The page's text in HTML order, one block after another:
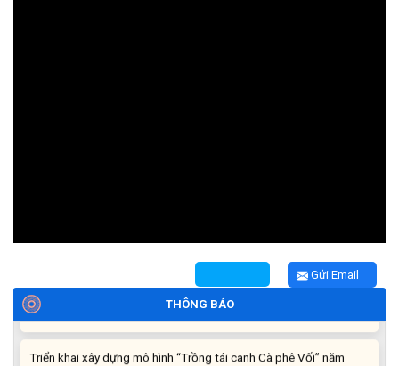
Gửi Email
THÔNG BÁO
Thông báo cảnh báo lừa đảo liên quan đến thủ tục đất đai
(24/07/2026)